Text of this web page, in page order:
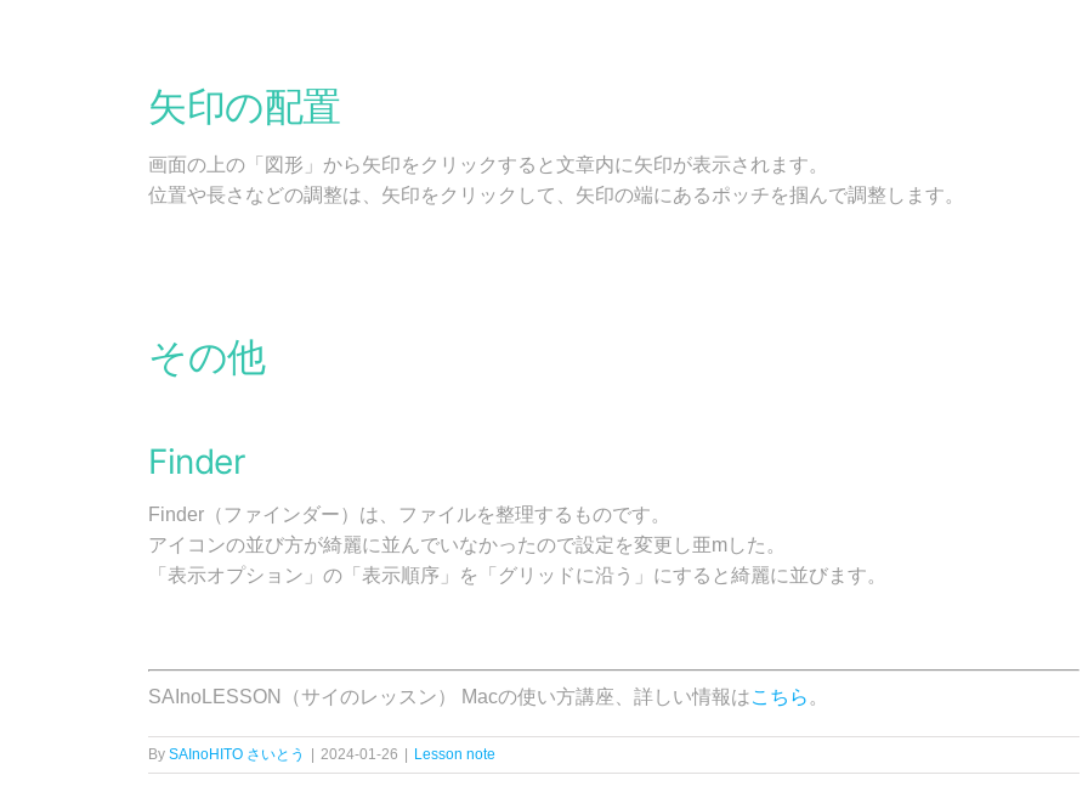
矢印の配置
画面の上の「図形」から矢印をクリックすると文章内に矢印が表示されます。
位置や長さなどの調整は、矢印をクリックして、矢印の端にあるポッチを掴んで調整します。
その他
Finder
Finder（ファインダー）は、ファイルを整理するものです。
アイコンの並び方が綺麗に並んでいなかったので設定を変更し亜mした。
「表示オプション」の「表示順序」を「グリッドに沿う」にすると綺麗に並びます。
SAInoLESSON（サイのレッスン） Macの使い方講座、詳しい情報はこちら 。
By SAInoHITO さいとう | 2024-01-26 | Lesson note